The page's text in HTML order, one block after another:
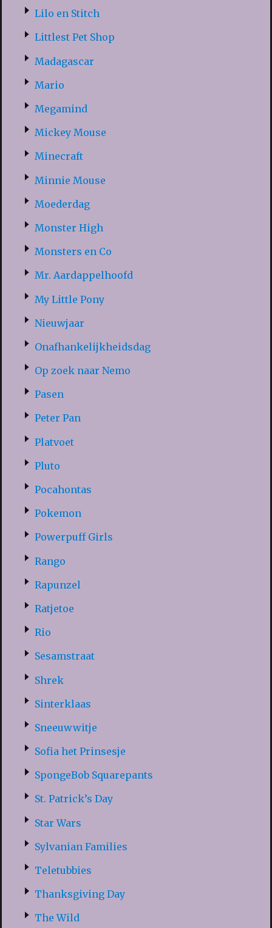
Lilo en Stitch
Littlest Pet Shop
Madagascar
Mario
Megamind
Mickey Mouse
Minecraft
Minnie Mouse
Moederdag
Monster High
Monsters en Co
Mr. Aardappelhoofd
My Little Pony
Nieuwjaar
Onafhankelijkheidsdag
Op zoek naar Nemo
Pasen
Peter Pan
Platvoet
Pluto
Pocahontas
Pokemon
Powerpuff Girls
Rango
Rapunzel
Ratjetoe
Rio
Sesamstraat
Shrek
Sinterklaas
Sneeuwwitje
Sofia het Prinsesje
SpongeBob Squarepants
St. Patrick’s Day
Star Wars
Sylvanian Families
Teletubbies
Thanksgiving Day
The Wild